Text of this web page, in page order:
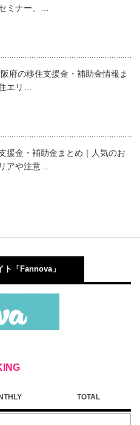
ミナー、…
府の移住支援金・補助金情報ま
エリ…
援金・補助金まとめ｜人気のお
アや注意…
ト「Fannova」
TOTAL